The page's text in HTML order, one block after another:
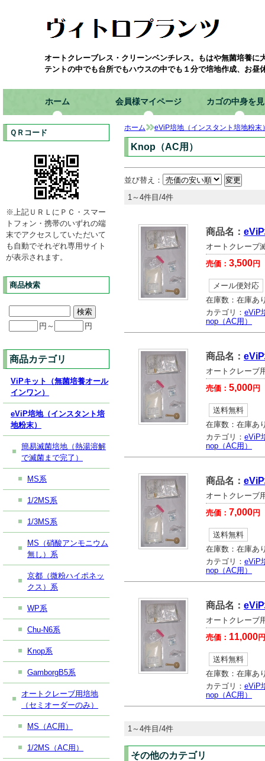
オートクレーブレス・クリーンベンチレス。もはや無菌培養に
テントの中でも台所でもハウスの中でも１分で培地作成、お昼
ホーム 会員様マイページ カゴの中身を
ホーム eViP培地（インスタント培地粉末
Knop（AC用）
並び替え：
1～4件目/4件
商品名：
オートクレーブ
売価： 3,500円
メール便対応
在庫数： 在庫あ
カテゴリ： eViP
nop（AC用）
商品名：
オートクレーブ
売価： 5,000円
送料無料
在庫数： 在庫あ
カテゴリ： eViP
nop（AC用）
商品名：
オートクレーブ
売価： 7,000円
送料無料
在庫数： 在庫あ
カテゴリ： eViP
nop（AC用）
商品名：
オートクレーブ
売価： 11,000円
送料無料
在庫数： 在庫あ
カテゴリ： eViP
nop（AC用）
1～4件目/4件
その他のカテゴリ
ＱＲコード
※上記ＵＲＬにＰＣ・スマー
トフォン・携帯のいずれの端
末でアクセスしていただいて
も自動でそれぞれ専用サイト
が表示されます。
商品検索
円～ 円
商品カテゴリ
ViPキット（無菌培養オール
インワン）
eViP培地（インスタント培
地粉末）
簡易滅菌培地（熱湯溶解
で滅菌まで完了）
MS系
1/2MS系
1/3MS系
MS（硝酸アンモニウム
無し）系
京都（微粉ハイポネッ
クス）系
WP系
Chu-N6系
Knop系
GamborgB5系
オートクレーブ用培地
（セミオーダーのみ）
MS（AC用）
1/2MS（AC用）